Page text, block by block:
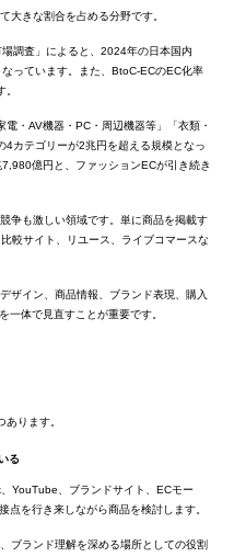
大きな割合を占める分野です。
調査」によると、2024年の日本国内
っています。また、BtoC-ECのEC化率
・AV機器・PC・周辺機器等」「衣類・
4カテゴリーが2兆円を超える規模となっ
億円と、ファッションECが引き続き
争も激しい領域です。単に商品を掲載す
較サイト、リユース、ライブコマースな
ザイン、商品情報、ブランド表現、購入
一体で見直すことが重要です。
ります。
る
YouTube、ブランドサイト、ECモー
を行き来しながら商品を検討します。
ブランド理解を深める場所としての役割